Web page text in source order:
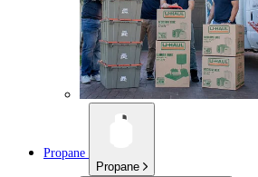
Propane
Propane